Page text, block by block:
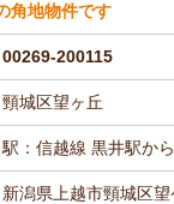
角地物件です
00269-200115
頸城区望ヶ丘
駅：信越線 黒井駅か
新潟県上越市頸城区望